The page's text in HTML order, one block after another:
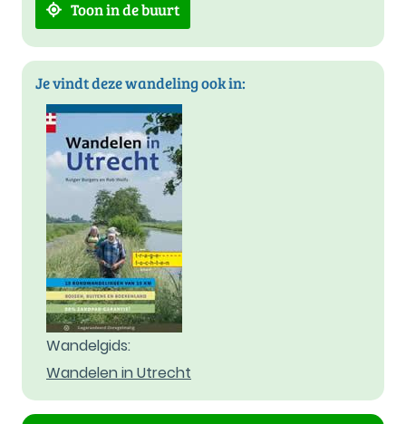
Toon in de buurt
Je vindt deze wandeling ook in:
Wandelgids:
Wandelen in Utrecht